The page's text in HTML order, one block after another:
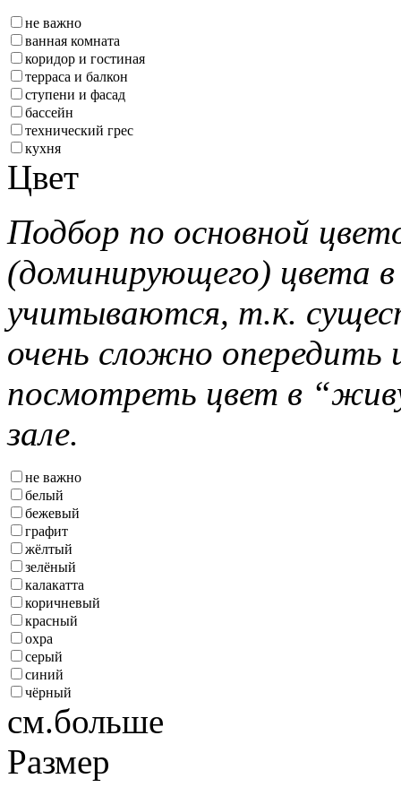
не важно
ванная комната
коридор и гостиная
терраса и балкон
ступени и фасад
бассейн
технический грес
кухня
Цвет
Подбор по основной
(доминирующего) цвета
учитываются, т.к.
очень сложно опередить
посмотреть цвет в
зале.
не важно
белый
бежевый
графит
жёлтый
зелёный
калакатта
коричневый
красный
охра
серый
синий
чёрный
см.больше
Размер